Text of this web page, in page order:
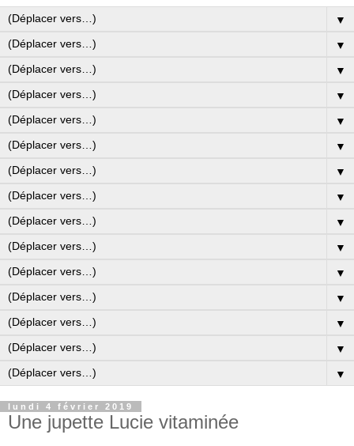
▼
▼
▼
▼
▼
▼
▼
▼
▼
▼
▼
▼
▼
▼
▼
lundi 4 février 2019
Une jupette Lucie vitaminée